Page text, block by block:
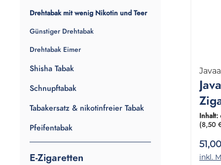
Drehtabak mit wenig Nikotin und Teer
Günstiger Drehtabak
Drehtabak Eimer
Shisha Tabak
Schnupftabak
Tabakersatz & nikotinfreier Tabak
Pfeifentabak
E-Zigaretten
1
Inhalt:
(8,50
inkl.